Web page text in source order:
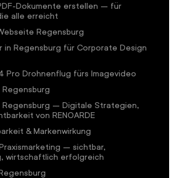
Dokumente erstellen – für
alle erreicht
Regensburg
in Regensburg für Corporate Design
Pro Drohnenflug fürs Imagevideo
– Digitale Strategien,
von RENOARDE
& Markenwirkung
– sichtbar,
wirtschaftlich erfolgreich